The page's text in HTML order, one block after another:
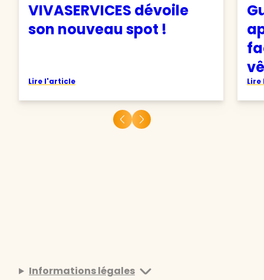
VIVASERVICES dévoile
son nouveau spot !
Lire l'article
Informations légales